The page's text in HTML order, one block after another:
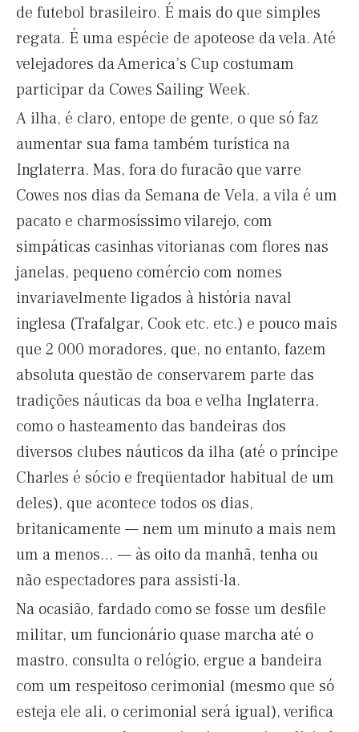
de futebol brasileiro. É mais do que simples
regata. É uma espécie de apoteose da vela. Até
velejadores da America’s Cup costumam
participar da Cowes Sailing Week.
A ilha, é claro, entope de gente, o que só faz
aumentar sua fama também turística na
Inglaterra. Mas, fora do furacão que varre
Cowes nos dias da Semana de Vela, a vila é um
pacato e charmosíssimo vilarejo, com
simpáticas casinhas vitorianas com flores nas
janelas, pequeno comércio com nomes
invariavelmente ligados à história naval
inglesa (Trafalgar, Cook etc. etc.) e pouco mais
que 2 000 moradores, que, no entanto, fazem
absoluta questão de conservarem parte das
tradições náuticas da boa e velha Inglaterra,
como o hasteamento das bandeiras dos
diversos clubes náuticos da ilha (até o príncipe
Charles é sócio e freqüentador habitual de um
deles), que acontece todos os dias,
britanicamente — nem um minuto a mais nem
um a menos… — às oito da manhã, tenha ou
não espectadores para assisti-la.
Na ocasião, fardado como se fosse um desfile
militar, um funcionário quase marcha até o
mastro, consulta o relógio, ergue a bandeira
com um respeitoso cerimonial (mesmo que só
esteja ele ali, o cerimonial será igual), verifica